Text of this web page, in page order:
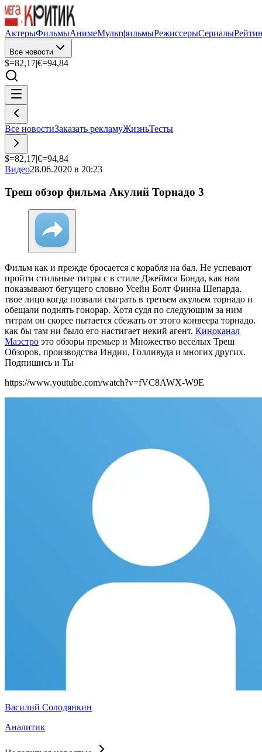
АктерыФильмыАнимеМультфильмыРежиссерыСериалы
Все новости
$=82,17|€=94,84
Все новостиЗаказать рекламуЖизньТесты
$=82,17|€=94,84
Видео28.06.2020 в 20:23
Треш обзор фильма Акулий Торнадо 3
Фильм как и прежде бросается с корабля на бал. Не успевают
пройти стильные титры с в стиле Джеймса Бонда, как нам
показывают бегущего словно Усейн Болт Финна Шепарда.
твое лицо когда позвали сыграть в третьем акульем торнадо и
обещали поднять гонорар. Хотя судя по следующим за ним
титрам он скорее пытается сбежать от этого конвеера торнадо.
как бы там ни было его настигает некий агент. Киноканал
Маэстро это обзоры премьер и Множество веселых Треш
Обзоров, производства Индии, Голливуда и многих других.
Подпишись и Ты
https://www.youtube.com/watch?v=fVC8AWX-W9E
Василий Солодянкин
Аналитик